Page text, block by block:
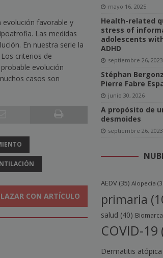
evolución favorable y
Las medidas
En nuestra serie la
criterios de
evolución
casos son
CON ARTÍCULO
mayo 16, 2025
Health-related
stress of
adolescents
ADHD
septiembre 26, 2023
Stéphan
Pierre Fabre
junio 30, 2026
A propósito de
desmoides
septiembre 26, 2023
AEDV(35) Alopecia
primaria
salud (40)
COVID-19
Dermatitis atópica